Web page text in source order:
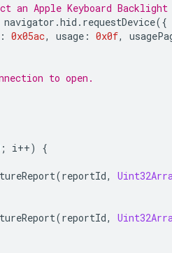
an Apple Keyboard
navigator .hid . requestDevice({
: 0x05ac, usage : 0x0f,
to open.
; i++)
{
(reportId,
(reportId,